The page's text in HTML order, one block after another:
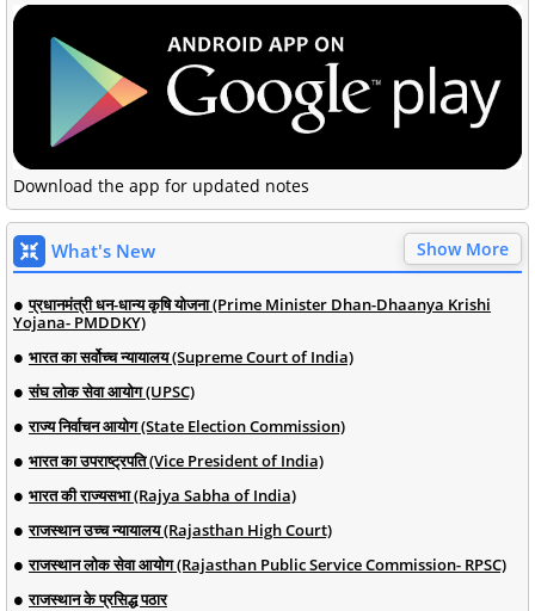
Download the app for updated notes
What's New Show More
प्रधानमंत्री धन-धान्य कृषि योजना (Prime Minister Dhan-Dhaanya Krishi
Yojana- PMDDKY)
भारत का सर्वोच्च न्यायालय (Supreme Court of India)
संघ लोक सेवा आयोग (UPSC)
राज्य निर्वाचन आयोग (State Election Commission)
भारत का उपराष्ट्रपति (Vice President of India)
भारत की राज्यसभा (Rajya Sabha of India)
राजस्थान उच्च न्यायालय (Rajasthan High Court)
राजस्थान लोक सेवा आयोग (Rajasthan Public Service Commission- RPSC)
राजस्थान के प्रसिद्ध पठार